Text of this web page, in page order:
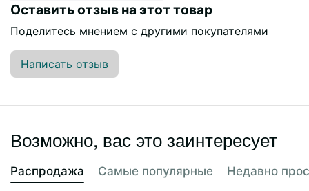
Оставить отзыв на этот товар
Поделитесь мнением с другими покупателями
Написать отзыв
Возможно, вас это заинтересует
Распродажа Самые популярные Недавно